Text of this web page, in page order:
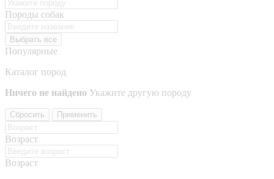
Породы собак
Выбрать все
Популярные
Каталог пород
Ничего не найдено Укажите другую породу
Сбросить Применить
Возраст
Возраст